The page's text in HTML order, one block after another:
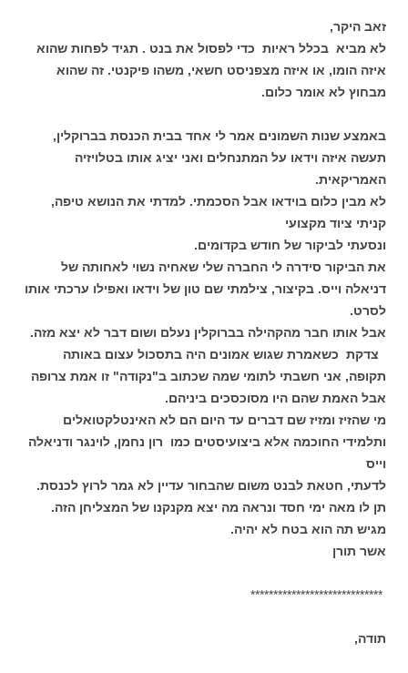
זאב היקר,
לא מביא בכלל ראיות כדי לפסול את בנט . תגיד לפחות שהוא
איזה הומו, או איזה מצפניסט חשאי, משהו פיקנטי. זה שהוא
מבחוץ לא אומר כלום.
באמצע שנות השמונים אמר לי אחד בבית הכנסת בברוקלין,
תעשה איזה וידאו על המתנחלים ואני יציג אותו בטלויזיה
האמריקאית.
לא מבין כלום בוידאו אבל הסכמתי. למדתי את הנושא טיפה,
קניתי ציוד מקצועי
ונסעתי לביקור של חודש בקדומים.
את הביקור סידרה לי החברה שלי שאחיה נשוי לאחותה של
דניאלה וייס. בקיצור, צילמתי שם טון של וידאו ואפילו ערכתי אותו
לסרט.
אבל אותו חבר מהקהילה בברוקלין נעלם ושום דבר לא יצא מזה.
צדקת כשאמרת שגוש אמונים היה בתסכול עצום באותה
תקופה, אני חשבתי לתומי שמה שכתוב ב"נקודה" זו אמת צרופה
אבל האמת שהם היו מסוכסכים ביניהם.
מי שהזיז ומזיז שם דברים עד היום הם לא האינטלקטואלים
ותלמידי החוכמה אלא ביצועיסטים כמו רון נחמן, לוינגר ודניאלה
וייס
לדעתי, חטאת לבנט משום שהבחור עדיין לא גמר לרוץ לכנסת.
תן לו מאה ימי חסד ונראה מה יצא מקנקנו של המצליחן הזה.
מגיש תה הוא בטח לא יהיה.
אשר תורן
*****************************
תודה,